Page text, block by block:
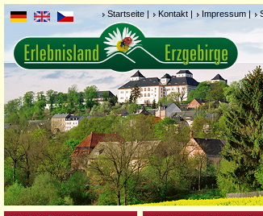
Startseite | Kontakt | Impressum|